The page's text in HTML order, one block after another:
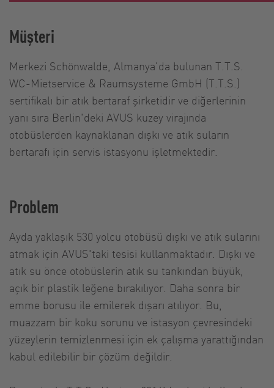
Müşteri
Merkezi Schönwalde, Almanya'da bulunan T.T.S.
WC-Mietservice & Raumsysteme GmbH (T.T.S.)
sertifikalı bir atık bertaraf şirketidir ve diğerlerinin
yanı sıra Berlin'deki AVUS kuzey virajında
otobüslerden kaynaklanan dışkı ve atık suların
bertarafı için servis istasyonu işletmektedir.
Problem
Ayda yaklaşık 530 yolcu otobüsü dışkı ve atık sularını
atmak için AVUS'taki tesisi kullanmaktadır. Dışkı ve
atık su önce otobüslerin atık su tankından büyük,
açık bir plastik leğene bırakılıyor. Daha sonra bir
emme borusu ile emilerek dışarı atılıyor. Bu,
muazzam bir koku sorunu ve istasyon çevresindeki
yüzeylerin temizlenmesi için ek çalışma yarattığından
kabul edilebilir bir çözüm değildir.